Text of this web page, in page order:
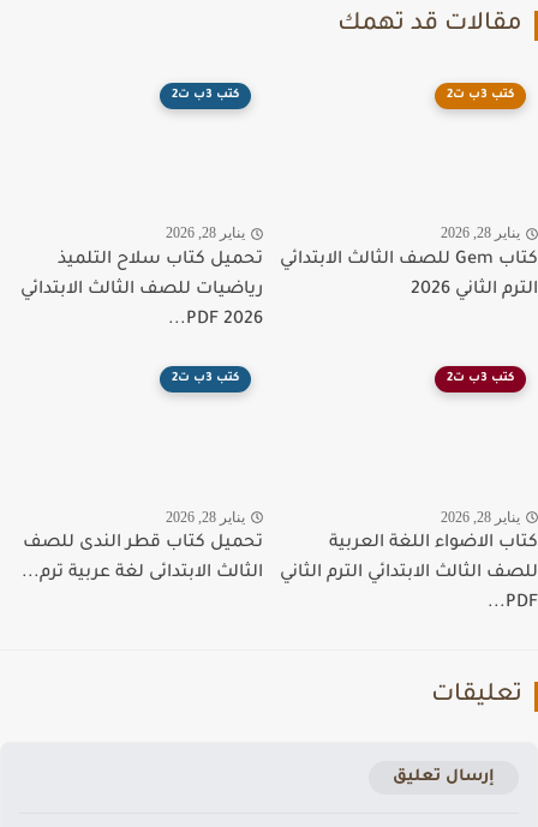
قد تهمك
كتب 3ب ت2
28, 2026
كتاب Gem للصف الثالث الابتدائي
الثاني 2026
كتب 3ب ت2
يناير 28, 2026
تحميل كتاب سلاح التلميذ
رياضيات للصف الثالث الابتدائي
PDF 2026...
كتب 3ب ت2
28, 2026
الاضواء اللغة العربية
الثالث الابتدائي الترم الثاني
كتب 3ب ت2
يناير 28, 2026
تحميل كتاب قطر الندى للصف
الثالث الابتدائى لغة عربية ترم...
إرسال تعليق